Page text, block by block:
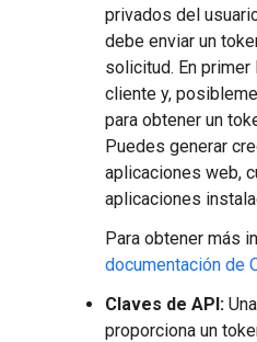
privados del
debe enviar un
solicitud. En primer
cliente y,
para obtener un
Puedes generar
aplicaciones web,
aplicaciones
Para obtener más
documentación de
Claves de API:
proporciona un